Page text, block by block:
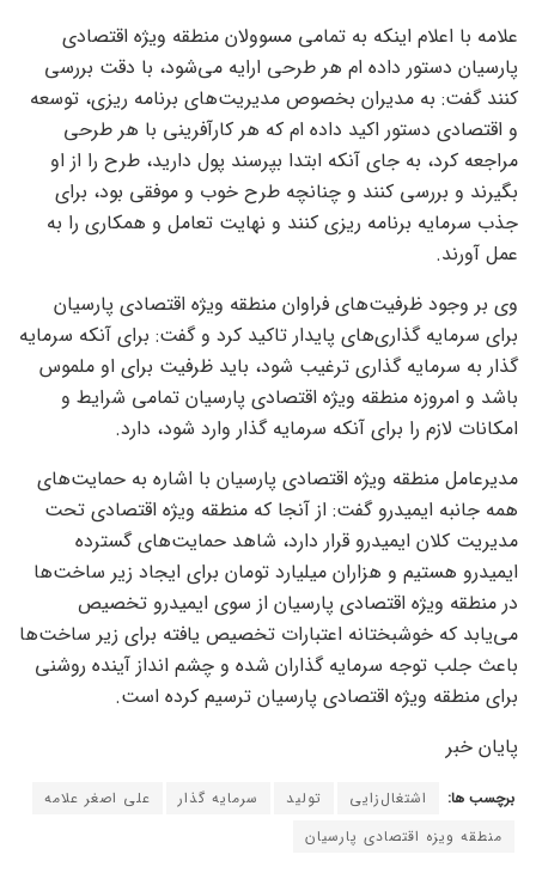
علامه با اعلام اینکه به تمامی مسوولان منطقه ویژه اقتصادی
پارسیان دستور داده ام هر طرحی ارایه می‌شود، با دقت بررسی
کنند گفت: به مدیران بخصوص مدیریت‌های برنامه ریزی، توسعه
و اقتصادی دستور اکید داده ام که هر کارآفرینی با هر طرحی
مراجعه کرد، به جای آنکه ابتدا بپرسند پول دارید، طرح را از او
بگیرند و بررسی کنند و چنانچه طرح خوب و موفقی بود، برای
جذب سرمایه برنامه ریزی کنند و نهایت تعامل و همکاری را به
عمل آورند.
وی بر وجود ظرفیت‌های فراوان منطقه ویژه اقتصادی پارسیان
برای سرمایه گذاری‌های پایدار تاکید کرد و گفت: برای آنکه سرمایه
گذار به سرمایه گذاری ترغیب شود، باید ظرفیت برای او ملموس
باشد و امروزه منطقه ویژه اقتصادی پارسیان تمامی شرایط و
امکانات لازم را برای آنکه سرمایه گذار وارد شود، دارد.
مدیرعامل منطقه ویژه اقتصادی پارسیان با اشاره به حمایت‌های
همه جانبه ایمیدرو گفت: از آنجا که منطقه ویژه اقتصادی تحت
مدیریت کلان ایمیدرو قرار دارد، شاهد حمایت‌های گسترده
ایمیدرو هستیم و هزاران میلیارد تومان برای ایجاد زیر ساخت‌ها
در منطقه ویژه اقتصادی پارسیان از سوی ایمیدرو تخصیص
می‌یابد که خوشبختانه اعتبارات تخصیص یافته برای زیر ساخت‌ها
باعث جلب توجه سرمایه گذاران شده و چشم انداز آینده روشنی
برای منطقه ویژه اقتصادی پارسیان ترسیم کرده است.
پایان خبر
برچسب ها: اشتغال‌زایی تولید سرمایه گذار
علی اصغر علامه
منطقه ویزه اقتصادی پارسیان